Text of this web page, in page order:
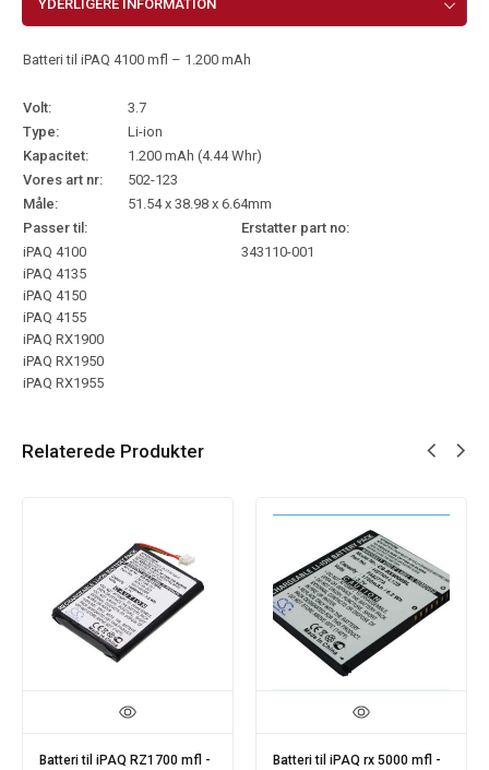
YDERLIGERE INFORMATION
Batteri til iPAQ 4100 mfl – 1.200 mAh
Volt:
3.7
Type:
Li-ion
Kapacitet:
1.200 mAh (4.44 Whr)
Vores art nr:
502-123
Måle:
51.54 x 38.98 x 6.64mm
Passer til:
Erstatter part no:
iPAQ 4100
iPAQ 4135
iPAQ 4150
iPAQ 4155
iPAQ RX1900
iPAQ RX1950
iPAQ RX1955
343110-001
Relaterede Produkter
Batteri til iPAQ RZ1700 mfl -
Batteri til iPAQ rx 5000 mfl -